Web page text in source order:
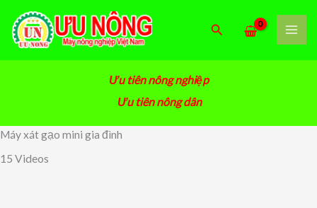
tới
nội
dung
Tìm
Ưu tiên nông nghiệp
Ưu tiên nông dân
Máy xát gạo mini gia đình
15 Videos